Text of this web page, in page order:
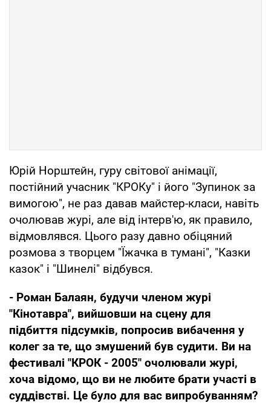
Юрій Норштейн, гуру світової анімації,
постійний учасник "КРОКу" і його "Зупинок за
вимогою", не раз давав майстер-класи, навіть
очолював журі, але від інтерв'ю, як правило,
відмовлявся. Цього разу давно обіцяний
розмова з творцем "Їжачка в тумані", "Казки
казок" і "Шинелі" відбувся.
- Роман Балаян, будучи членом журі
"Кінотавра", вийшовши на сцену для
підбиття підсумків, попросив вибачення у
колег за те, що змушений був судити. Ви на
фестивалі "КРОК - 2005" очолювали журі,
хоча відомо, що ви не любите брати участі в
суддівстві. Це було для вас випробуванням?